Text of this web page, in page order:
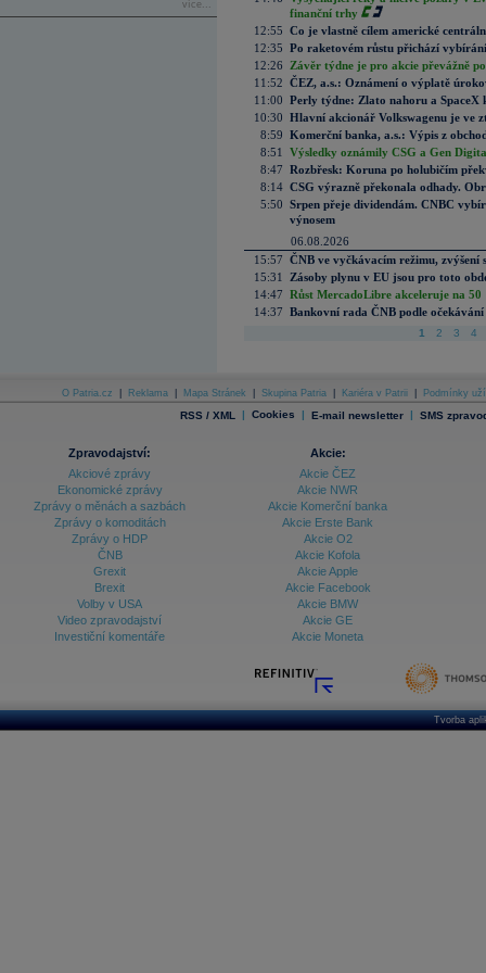
více...
finanční trhy
12:55 Co je vlastně cílem americké
12:35 Po raketovém růstu přichází
12:26
Závěr týdne je pro akcie převážně
11:52 ČEZ, a.s.: Oznámení o výplatě
11:00 Perly týdne: Zlato nahoru a SpaceX
10:30 Hlavní akcionář Volkswagenu je ve
8:59 Komerční banka, a.s.: Výpis z
8:51
Výsledky oznámily CSG a Gen
8:47 Rozbřesk: Koruna po holubičím
8:14 CSG výrazně překonala odhady.
5:50 Srpen přeje dividendám. CNBC
výnosem
06.08.2026
15:57 ČNB ve vyčkávacím režimu, zvýšení
15:31
Zásoby plynu v EU jsou pro toto
14:47 Růst MercadoLibre akceleruje na
14:37 Bankovní rada ČNB podle
1 2 3 4
O Patria.cz Reklama Mapa Stránek Skupina Patria Kariéra v Patrii Podmínky
RSS / XML | Cookies | E-mail newsletter | SMS
Zpravodajství:
Akciové zprávy
Ekonomické zprávy
Zprávy o měnách a sazbách
Zprávy o komoditách
Zprávy o HDP
ČNB
Grexit
Brexit
Volby v USA
Video zpravodajství
Investiční komentáře
Akcie:
Akcie ČEZ
Akcie NWR
Akcie Komerční banka
Akcie Erste Bank
Akcie O2
Akcie Kofola
Akcie Apple
Akcie Facebook
Akcie BMW
Akcie GE
Akcie Moneta
Tvorba